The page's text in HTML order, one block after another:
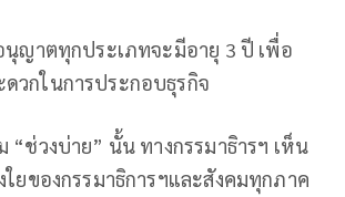
นุญาตทุกประเภทจะมีอายุ 3 ปี เพื่อ
วกในการประกอบธุรกิจ
“ช่วงบ่าย” นั้น ทางกรรมาธิารฯ เห็น
ใยของกรรมาธิการฯและสังคมทุกภาค